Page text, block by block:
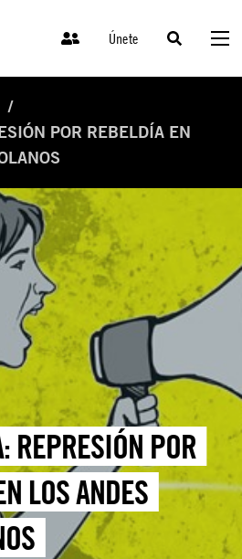
Únete
POR REBELDÍA EN
REPRESIÓN POR
LOS ANDES